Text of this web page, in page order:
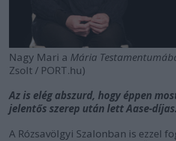
Nagy Mari a Mária
Zsolt / PORT.hu)
Az is elég abszurd, hogy éppen
jelentős szerep után lett Aase-díjas.
A Rózsavölgyi Szalonban is ezzel